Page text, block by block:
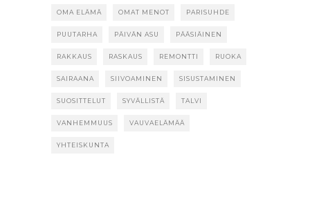
OMA ELÄMÄ OMAT MENOT PARISUHDE
PUUTARHA PÄIVÄN ASU PÄÄSIÄINEN
RAKKAUS RASKAUS REMONTTI RUOKA
SAIRAANA SIIVOAMINEN SISUSTAMINEN
SUOSITTELUT SYVÄLLISTÄ TALVI
VANHEMMUUS VAUVAELÄMÄÄ
YHTEISKUNTA